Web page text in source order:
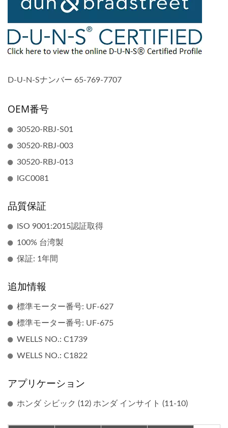
D-U-N-Sナンバー 65-769-7707
OEM番号
30520-RBJ-S01
30520-RBJ-003
30520-RBJ-013
IGC0081
品質保証
ISO 9001:2015認証取得
100% 台湾製
保証: 1年間
追加情報
標準モーター番号: UF-627
標準モーター番号: UF-675
WELLS NO.: C1739
WELLS NO.: C1822
アプリケーション
ホンダ シビック (12) ホンダ インサイト (11-10)